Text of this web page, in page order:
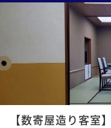
【数寄屋造り客室